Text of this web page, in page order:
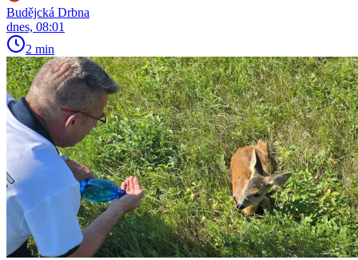
Budějcká Drbna
dnes, 08:01
2 min